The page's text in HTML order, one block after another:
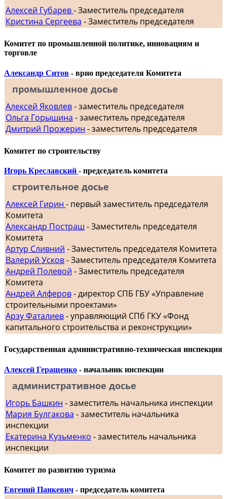
Алексей Губарев- Заместитель председателя
Кристина Сергеева - Заместитель председателя
Комитет по промышленной политике, инновациям и
торговле
Александр Ситов - врио председателя Комитета
промышленное досье
Алексей Яковлев- заместитель председателя
Ольга Горышина - заместитель председателя
Дмитрий Прожерин - заместитель председателя
Комитет по строительству
Игорь Креславский - председатель комитета
строительное досье
Алексей Гирин - первый заместитель председателя
Комитета
Александр Постраш - Заместитель председателя
Комитета
Артур Сливний - Заместитель председателя Комитета
Валерий Усков- Заместитель председателя Комитета
Андрей Полевой - Заместитель председателя
Комитета
Андрей Алферов- директор СПБ ГБУ «Управление
строительными проектами»
Арзу Фаталиев- управляющий СПб ГКУ «Фонд
капитального строительства и реконструкции»
Государственная административно-техническая инспекция
Алексей Геращенко - начальник инспекции
административное досье
Игорь Башкин - заместитель начальника инспекции
Мария Булгакова - заместитель начальника
инспекции
Екатерина Кузьменко - заместитель начальника
инспекции
Комитет по развитию туризма
Евгений Панкевич - председатель комитета